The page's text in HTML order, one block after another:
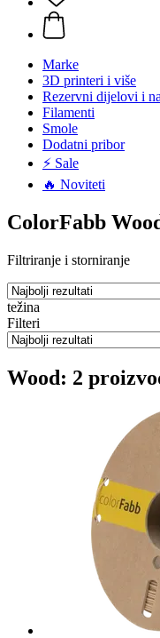
Marke
3D printeri i više
Rezervni dijelovi i
Filamenti
Smole
Dodatni pribor
⚡ Sale
🔥 Noviteti
ColorFabb
Filtriranje i storniranje
težina
Filteri
Wood: 2